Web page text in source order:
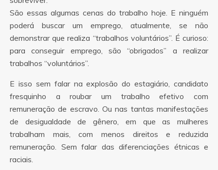
São essas algumas cenas do trabalho hoje. E ninguém
poderá buscar um emprego, atualmente, se não
demonstrar que realiza “trabalhos voluntários”. É curioso:
para conseguir emprego, são “obrigados” a realizar
trabalhos “voluntários”.
E isso sem falar na explosão do estagiário, candidato
fresquinho a roubar um trabalho efetivo com
remuneração de escravo. Ou nas tantas manifestações
de desigualdade de gênero, em que as mulheres
trabalham mais, com menos direitos e reduzida
remuneração. Sem falar das diferenciações étnicas e
raciais.